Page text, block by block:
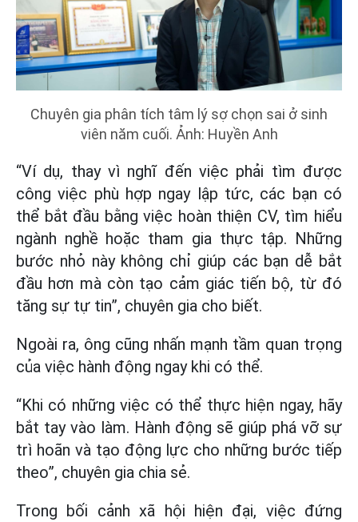
Chuyên gia phân tích tâm lý sợ chọn sai ở sinh
viên năm cuối. Ảnh: Huyền Anh
“Ví dụ, thay vì nghĩ đến việc phải tìm được
công việc phù hợp ngay lập tức, các bạn có
thể bắt đầu bằng việc hoàn thiện CV, tìm hiểu
ngành nghề hoặc tham gia thực tập. Những
bước nhỏ này không chỉ giúp các bạn dễ bắt
đầu hơn mà còn tạo cảm giác tiến bộ, từ đó
tăng sự tự tin”, chuyên gia cho biết.
Ngoài ra, ông cũng nhấn mạnh tầm quan trọng
của việc hành động ngay khi có thể.
“Khi có những việc có thể thực hiện ngay, hãy
bắt tay vào làm. Hành động sẽ giúp phá vỡ sự
trì hoãn và tạo động lực cho những bước tiếp
theo”, chuyên gia chia sẻ.
Trong bối cảnh xã hội hiện đại, việc đứng